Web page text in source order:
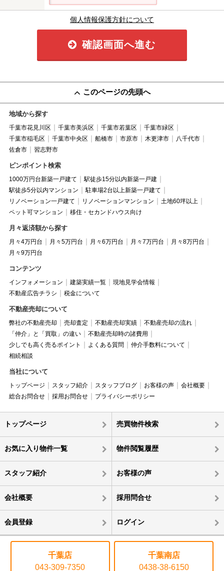
個人情報保護方針について
確認画面へ進む
このページの先頭へ
地域から探す
千葉市花見川区 千葉市美浜区 千葉市若葉区
千葉市緑区
千葉市稲毛区
千葉市中央区 船橋市 市原市 木更津市
八千代市
佐倉市
習志野市
ピンポイント検索
1000万円台新築一戸建て
駅徒歩15分以内新築一戸建
駅徒歩5分以内マンション
駐車場2台以上新築一戸建て
リノベーション一戸建て
リノベーションマンション
土地60坪以上
ペット可マンション
移住・セカンドハウス向け
月々返済額から探す
月々4万円台 月々5万円台 月々6万円台 月々7万円台
月々8万円台
月々9万円台
コンテンツ
インフォメーション 建築実績一覧
現地見学会情報
不動産広告チラシ
税金について
不動産売却について
弊社の不動産売却 売却査定 不動産売却実績
不動産売却の流れ
「仲介」と「買取」の違い
不動産売却時の諸費用
少しでも高く売るポイント
よくある質問
仲介手数料について
相続相談
当社について
トップページ スタッフ紹介 スタッフブログ お客様の声
会社概要
総合お問合せ
採用お問合せ プライバシーポリシー
トップページ 売買物件検索
お気に入り物件一覧 物件閲覧履歴
スタッフ紹介 お客様の声
会社概要 採用問合せ
会員登録 ログイン
千葉店
043-309-7350
千葉南店
0438-38-6150